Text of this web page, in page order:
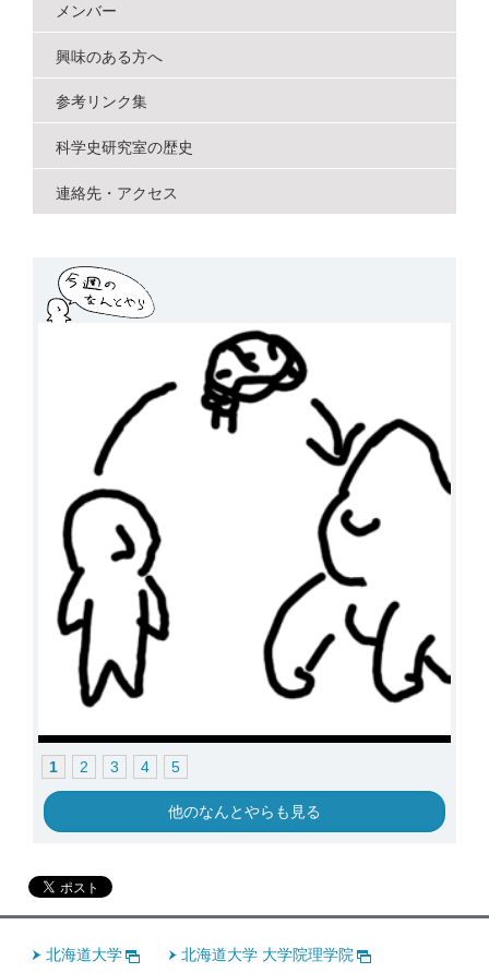
メンバー
興味のある方へ
参考リンク集
科学史研究室の歴史
連絡先・アクセス
1 2 3 4 5
他のなんとやらも見る
北海道大学 北海道大学 大学院理学院